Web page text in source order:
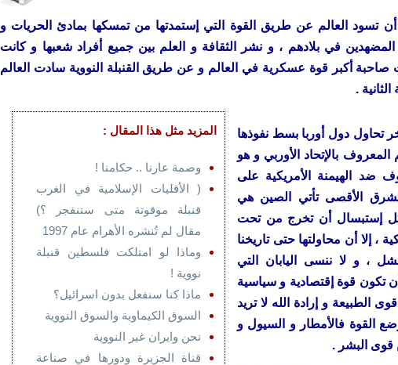
تسود العالم عن طريق القوة التي إستمدتها من تمسكها بمادئ الحريات و
المضهدين في بلادهم ، و نشر الثقافة و العلم بين جميع أفراد شعبها و كانت
صاحبة أكبر قوة عسكرية في العالم و عن طريق القنبلة النووية سادت العالم
.
المزيد مثل هذا المقال :
وصمة عارنا .. حكامنا !
( الأقليات الإسلامية في الغرب
قنبلة موقوتة متى ستنفجر ؟)
مقال لم تُنشره الأهرام عام 1997
وماذا لو امتلكت فلسطين قنبلة
نووية !
ماذا كنا سنفعل بدون اسرائيل؟
السوق الكيماوية والسوق النووية
نحن وايران غير النووية
قناة الجزيرة ودورها في صناعة
تحاول دول أوربا بسط نفوذها
بالإتحاد الأوربي و هو
ضد الهيمنة الأمريكية على
الأقصى تأتي الصين هي
إستبسال أن تخرج من تحت
، إلا أن محاولتها حتى تاريخنا
، و لا ننسى اليابان التي
تكون قوة إقتصادية و سياسية
الطبيعة و إرادة الله لا تريد
القوة فالأمطار و السيول و
قوى البشر .